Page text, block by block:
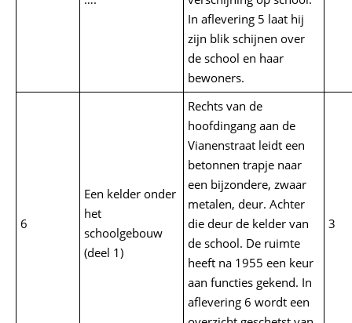
In aflevering 5 laat hij
zijn blik schijnen over
de school en haar
bewoners.
6
Een kelder onder
het
schoolgebouw
(deel 1)
Rechts van de
hoofdingang aan de
Vianenstraat leidt een
betonnen trapje naar
een bijzondere, zwaar
metalen, deur. Achter
die deur de kelder van
de school. De ruimte
heeft na 1955 een keur
aan functies gekend. In
aflevering 6 wordt een
3